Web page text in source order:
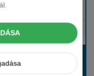
Tartalmazza
bennünket!